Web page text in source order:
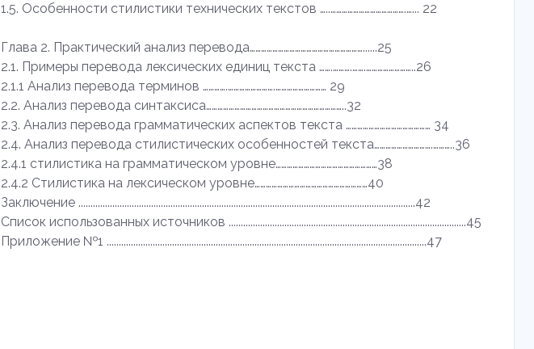
1.5. Особенности стилистики технических текстов …..………………………………….…... 22
Глава 2. Практический анализ перевода……………………………………………………......25
2.1. Примеры перевода лексических единиц текста …….……….…….……………………..26
2.1.1 Анализ перевода терминов ………….…………………….……………………… 29
2.2. Анализ перевода синтаксиса………………………………………………………………..32
2.3. Анализ перевода грамматических аспектов текста ……………………………………… 34
2.4. Анализ перевода стилистических особенностей текста………………………….………..36
2.4.1 стилистика на грамматическом уровне………………………………………………38
2.4.2 Стилистика на лексическом уровне……………………………………………………40
Заключение ...........................................................................................................................................42
Список использованных источников ..................................................................................................45
Приложение №1 ....................................................................................................................................47